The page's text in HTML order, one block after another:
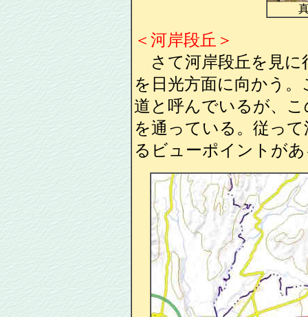
＜河岸段丘＞
さて河岸段丘を見に
を日光方面に向かう
道と呼んでいるが、
を通っている。従っ
るビューポイントが